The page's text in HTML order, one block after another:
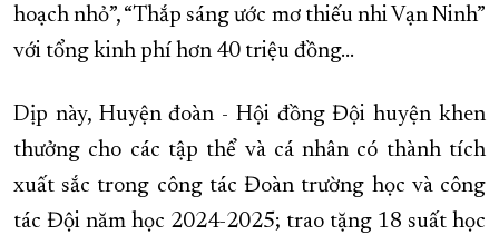
hoạch nhỏ”, “Thắp sáng ước mơ thiếu nhi Vạn Ninh”
với tổng kinh phí hơn 40 triệu đồng…
Dịp này, Huyện đoàn - Hội đồng Đội huyện khen
thưởng cho các tập thể và cá nhân có thành tích
xuất sắc trong công tác Đoàn trường học và công
tác Đội năm học 2024-2025; trao tặng 18 suất học